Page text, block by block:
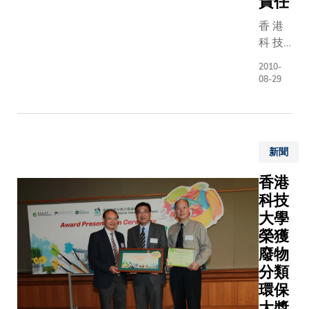
科 大
管 理
大 學
關 係
及 發
主 要
。 他
大 學
領 導
和 校
董 會
一 起
， 推
動 大
學 的
香 港
科 技
(科 大)
學 系
多 位
學 生
運 用
他 們
的 專
業 知
識 ，
積 極
2010-
08-29
新聞
香港
科技
大學
榮獲
廢物
分類
環保